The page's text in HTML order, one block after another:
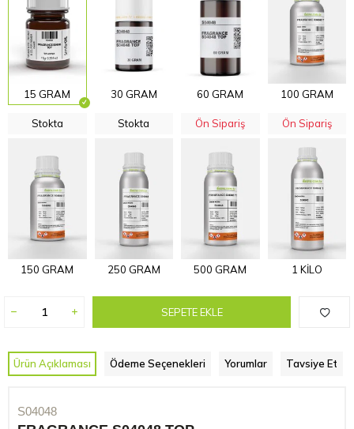
15 GRAM 30 GRAM 60 GRAM 100 GRAM
Stokta
150 GRAM
Stokta
250 GRAM
Ön Sipariş
500 GRAM
Ön Sipariş
1 KİLO
SEPETE EKLE
Ürün Açıklaması Ödeme Seçenekleri Yorumlar Tavsiye Et
S04048